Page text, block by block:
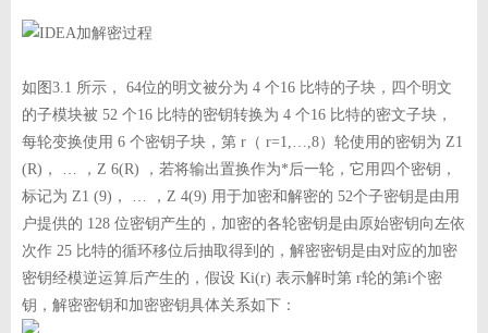
如图3.1 所示， 64位的明文被分为 4 个16 比特的子块，四个明文
的子模块被 52 个16 比特的密钥转换为 4 个16 比特的密文子块，
每轮变换使用 6 个密钥子块，第 r（ r=1,…,8）轮使用的密钥为 Z1
(R)， … ，Z 6(R) ，若将输出置换作为*后一轮，它用四个密钥，
标记为 Z1 (9)， … ，Z 4(9) 用于加密和解密的 52个子密钥是由用
户提供的 128 位密钥产生的，加密的各轮密钥是由原始密钥向左依
次作 25 比特的循环移位后抽取得到的，解密密钥是由对应的加密
密钥经模逆运算后产生的，假设 Ki(r) 表示解时第 r轮的第i个密
钥，解密密钥和加密密钥具体关系如下：